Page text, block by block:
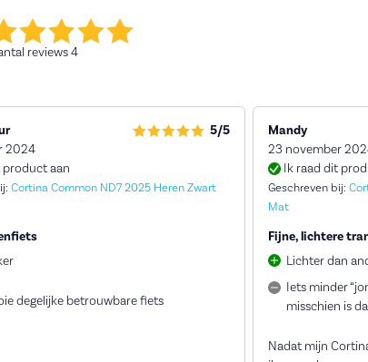
reviews 4
2024
5/5
product aan
Cortina Common ND7 2025 Heren Zwart
degelijke betrouwbare fiets
Mandy
23 november
Ik raad dit
Geschreven bij:
Mat
Fijne, lichtere
Lichter dan
Iets minder
misschien is
Nadat mijn